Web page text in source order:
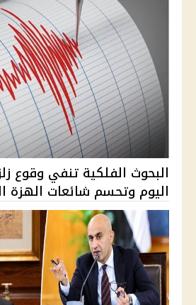
البحوث الفلكية تنفي وقوع
اليوم وتحسم شائعات الهزة